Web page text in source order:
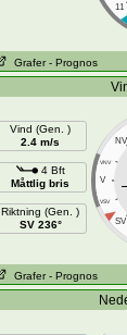
11
Grafer - Prognos
Vind (Gen. )
2.4 m/s
4 Bft
Måttlig bris
Riktning (Gen. )
SV 236°
NV
VNV
V
VSV
SV
Grafer - Prognos